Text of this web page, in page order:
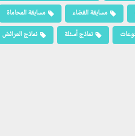
مسابقة القضاء مسابقة المحاماة
نماذج أسئلة نماذج العرائض